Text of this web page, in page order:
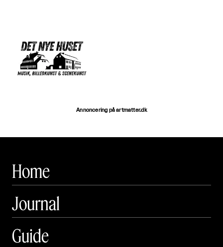
Annoncering på artmatter.dk
Home
Journal
Guide